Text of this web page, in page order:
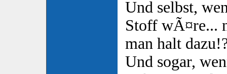
Und selbst,
Stoff wÃ¤re...
man halt
Und sogar,